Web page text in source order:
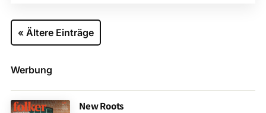
« Ältere Einträge
Werbung
New Roots